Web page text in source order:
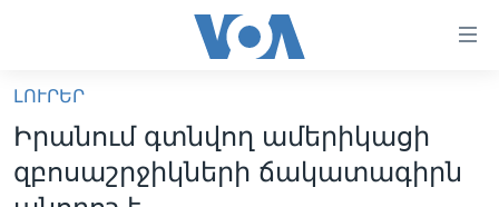
հիմնական
բովանդակությանը
անցնել
հիմնական
ԼՈՒՐԵՐ
ՍՓՅՈՒՌՔ
ԼՈՒՐԵՐ
Իրանում գտնվող ամերիկացի
զբոսաշրջիկների ճակատագիրն